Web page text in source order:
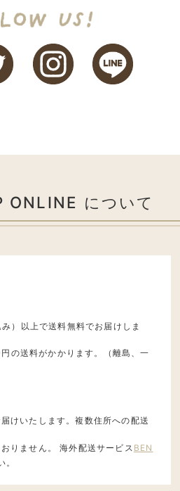
ONLINE について
）以上で送料無料でお届けしま
の送料がかかります。（離島、一
けいたします。複数住所への配送
りません。 海外配送サービス BEN
。